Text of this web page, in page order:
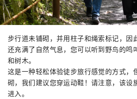
步行道未铺砌，并用柱子和绳索标记，因
还充满了自然气息，您可以听到野鸟的鸣
和树木。
这是一种轻松体验徒步旅行感觉的方式，
砌，我们建议您穿运动鞋！请注意，该设
进入。